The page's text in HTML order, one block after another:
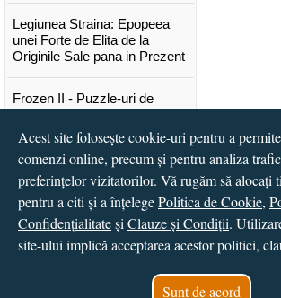
Legiunea Straina: Epopeea
unei Forte de Elita de la
Originile Sale pana in Prezent
Frozen II - Puzzle-uri de
Lansare "Portocalele verzi" de
Vitali Cipileaga
...toate știrile
© 2016 - 2026S.C. CCN Books SRL
Vital Soft
Acest site folosește cookie-uri pentru a
comenzi online, precum și pentru analiza
preferințelor vizitatorilor. Vă rugăm să alocați
pentru a citi și a înțelegePolitica de Cookie,
Confidențialitateși Clauze și Condiții.
site-ului implică acceptarea acestor politici,
Sunt de acord